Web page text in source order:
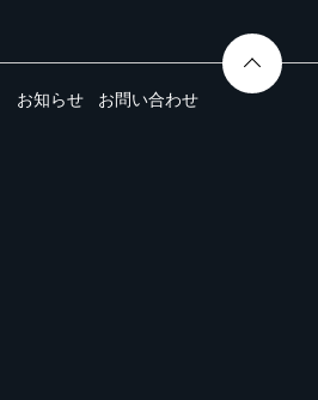
お知らせ お問い合わせ